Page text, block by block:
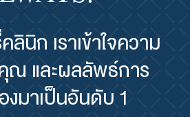
ลินิก เราเข้าใจความ
คุณ และผลลัพธ์การ
มาเป็นอันดับ 1